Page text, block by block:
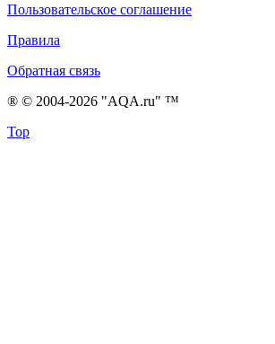
Пользовательское соглашение
Правила
Обратная связь
® © 2004-2026 "AQA.ru" ™
Top